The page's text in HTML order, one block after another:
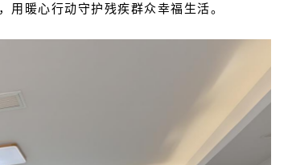
用暖心行动守护残疾群众幸福生活。